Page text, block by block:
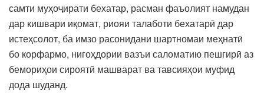
самти муҳоҷирати бехатар, расман фаъолият намудан
дар кишвари иқомат, риояи талаботи бехатарӣ дар
истеҳсолот, ба имзо расонидани шартномаи меҳнатӣ
бо корфармо, нигоҳдории вазъи саломатию пешгирӣ аз
бемориҳои сироятӣ машварат ва тавсияҳои муфид
дода шуданд.